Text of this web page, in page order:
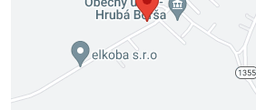
Povoliť tentokrát
Povoliť a zapamätať - súhlas s